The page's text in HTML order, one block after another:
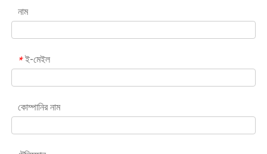
নাম
* ই-মেইল
কোম্পানির নাম